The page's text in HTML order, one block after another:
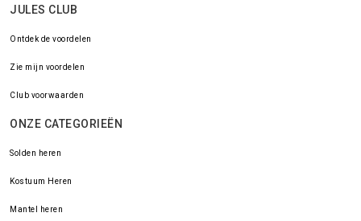
JULES CLUB
Ontdek de voordelen
Zie mijn voordelen
Club voorwaarden
ONZE CATEGORIEËN
Solden heren
Kostuum Heren
Mantel heren